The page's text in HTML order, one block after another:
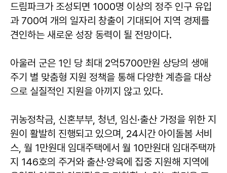
드림파크가 조성되면 1000명 이상의 정주 인구 유입
과 700여 개의 일자리 창출이 기대되어 지역 경제를
견인하는 새로운 성장 동력이 될 전망이다.
아울러 군은 1인 당 최대 2억5700만원 상당의 생애
주기 별 맞춤형 지원 정책을 통해 다양한 계층을 대상
으로 실질적인 지원을 아끼지 않고 있다.
귀농정착금, 신혼부부, 청년, 임신·출산 가정을 위한 지
원이 활발히 진행되고 있으며, 24시간 아이돌봄 서비
스, 월 1만원대 임대주택에서 월 10만원대 임대주택까
지 146호의 주거와 출산·양육에 집중 지원해 지역에